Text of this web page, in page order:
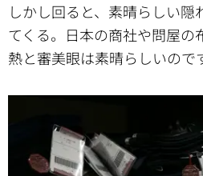
しかし回ると、素晴らしい隠
てくる。 日本の商社や問屋の
熱と審美眼は素晴らしいので